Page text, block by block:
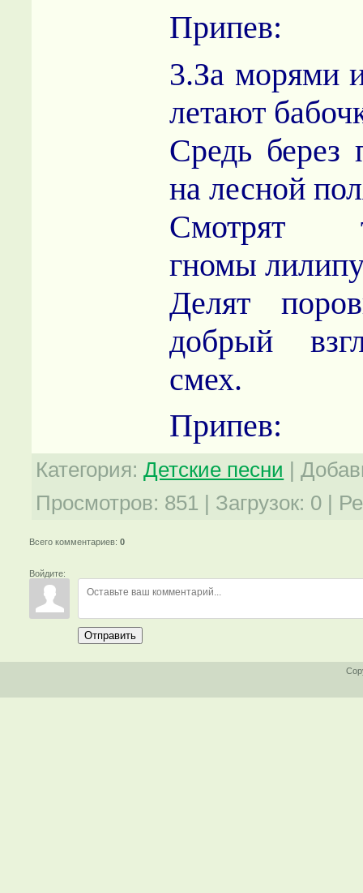
Припев:
3.За морями
летают
Средь берез
на лесной
Смотрят
гномы
Делят
добрый
смех.
Припев:
Категория: Детские песни |
Просмотров: 851 | Загрузок: 0 |
Всего комментариев:0
Войдите:
Отправить